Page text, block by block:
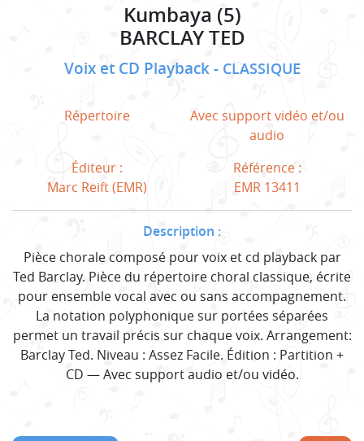
Kumbaya (5)
BARCLAY TED
Voix et CD Playback CLASSIQUE
Répertoire
Avec support vidéo et/ou
audio
Éditeur :
Marc Reift (EMR)
Référence :
EMR 13411
Description :
Pièce chorale composé pour voix et cd playback par
Ted Barclay. Pièce du répertoire choral classique, écrite
pour ensemble vocal avec ou sans accompagnement.
La notation polyphonique sur portées séparées
permet un travail précis sur chaque voix. Arrangement:
Barclay Ted. Niveau : Assez Facile. Édition : Partition +
CD — Avec support audio et/ou vidéo.